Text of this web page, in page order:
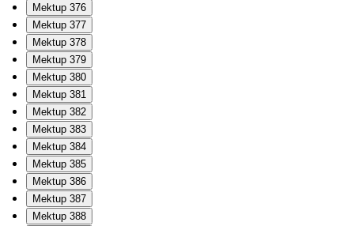
Mektup 376
Mektup 377
Mektup 378
Mektup 379
Mektup 380
Mektup 381
Mektup 382
Mektup 383
Mektup 384
Mektup 385
Mektup 386
Mektup 387
Mektup 388